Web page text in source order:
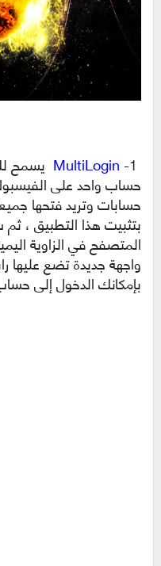
MultiLogin يسمح
حساب واحد على
حسابات وتريد فتحها
بتثبيت هذا التطبيق ،
المتصفح في الزاوية
واجهة جديدة تضع عليها
بإمكانك الدخول إلى